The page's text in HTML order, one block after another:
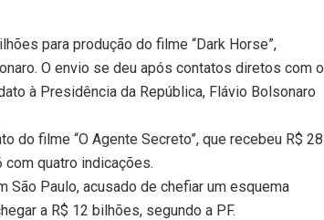
para produção do filme “Dark Horse”,
O envio se deu após contatos diretos com o
à Presidência da República, Flávio Bolsonaro
do filme “O Agente Secreto”, que recebeu R$ 28
quatro indicações.
São Paulo, acusado de chefiar um esquema
a R$ 12 bilhões, segundo a PF.